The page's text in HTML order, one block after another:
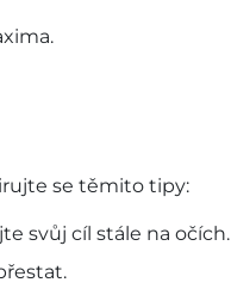
se těmito tipy:
svůj cíl stále na očích.